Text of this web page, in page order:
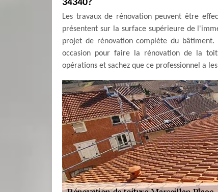
34340?
Les travaux de rénovation peuvent être
présentent sur la surface supérieure de
projet de rénovation complète du
occasion pour faire la rénovation de la
opérations et sachez que ce professionnel a